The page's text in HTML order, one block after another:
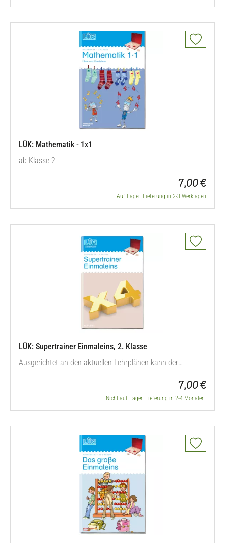
LÜK: Mathematik - 1x1
ab Klasse 2
7,00 €
Auf Lager. Lieferung in 2-3 Werktagen
LÜK: Supertrainer Einmaleins, 2. Klasse
Ausgerichtet an den aktuellen Lehrplänen kann der
Freiarbeit, Wochenplänen, beim Lernen an Stationen, im
Förderunterricht oder bei zusätzlichen Übungen zu Hause
spielerisch und selbstkontrolliert geübt werden. Mit neueren
7,00 €
Nicht auf Lager. Lieferung in 2-4 Monaten.